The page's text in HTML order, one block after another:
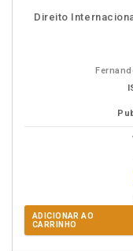
Direito
ADICIONAR AO
CARRINHO